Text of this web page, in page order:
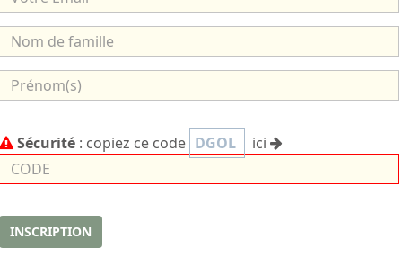
Sécurité: copiez ce code DGOL ici
C
d
INSCRIPTION